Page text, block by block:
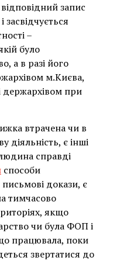
запис
–
було
а в разі його
м.Києва,
держархівом при
втрачена чи в
діяльність, є інші
справді
способи
докази, є
тимчасово
якщо
чи була ФОП і
працювала, поки
звертатися до